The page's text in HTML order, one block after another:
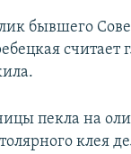
бывшего
пекла на
клея